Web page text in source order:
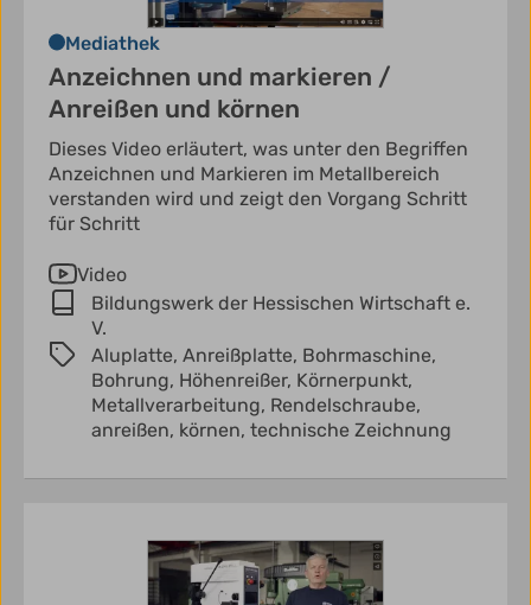
Mediathek
Anzeichnen und markieren /
Anreißen und körnen
Dieses Video erläutert, was unter den Begriffen
Anzeichnen und Markieren im Metallbereich
verstanden wird und zeigt den Vorgang Schritt
für Schritt
Video
Bildungswerk der Hessischen Wirtschaft e.
V.
Aluplatte, Anreißplatte, Bohrmaschine,
Bohrung, Höhenreißer, Körnerpunkt,
Metallverarbeitung, Rendelschraube,
anreißen, körnen, technische Zeichnung